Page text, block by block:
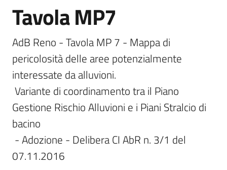
Documentazione
Comunicazione
Tavola MP7
AdB Reno - Tavola MP 7 - Mappa di
pericolosità delle aree potenzialmente
interessate da alluvioni.
Gestione Rischio Alluvioni e i Piani Stralcio di
bacino
07.11.2016